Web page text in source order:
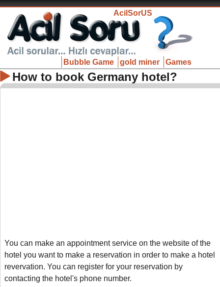
Games
gold miner
Bubble Game
AcilSorUS
How to book Germany hotel?
You can make an appointment service on the website of the
hotel you want to make a reservation in order to make a hotel
revervation. You can register for your reservation by
contacting the hotel's phone number.